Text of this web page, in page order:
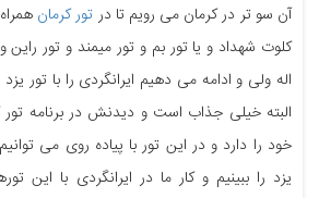
آن سو تر در کرمان می رویم تا در تور کرمان
کلوت شهداد و یا تور بم و تور میمند و تور
اله ولی و ادامه می دهیم ایرانگردی را با تور
البته خیلی جذاب است و دیدنش در برنامه تور
خود را دارد و در این تور با پیاده روی می
یزد را ببینیم و کار ما در ایرانگردی با این